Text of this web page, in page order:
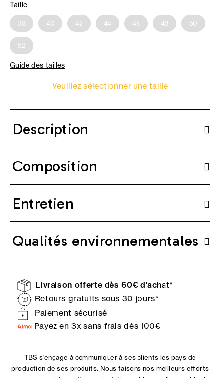
Taille
38 40 42 44 46 48 50
52
Guide des tailles
Veuillez sélectionner une taille
Description
Composition
Entretien
Qualités environnementales
Livraison offerte dès 60€ d'achat*
Retours gratuits sous 30 jours*
Paiement sécurisé
Payez en 3x sans frais dès 100€
TBS s'engage à communiquer à ses clients les pays de
production de ses produits. Nous faisons nos meilleurs efforts